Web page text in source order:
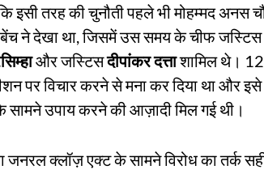
इसी तरह की चुनौती पहले भी मोहम्मद अनस
बेंच ने देखा था, जिसमें उस समय के चीफ
और जस्टिसदीपांकर दत्ताशामिल थे।
पर विचार करने से मना कर दिया था और इसे
सामने उपाय करने की आज़ादी मिल गई थी।
जनरल क्लॉज़ एक्ट के सामने विरोध का तर्क